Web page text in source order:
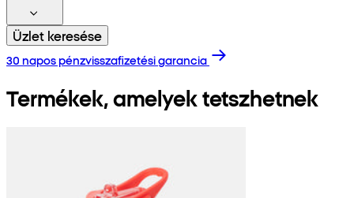
Üzlet keresése
30 napos pénzvisszafizetési garancia
Termékek, amelyek tetszhetnek